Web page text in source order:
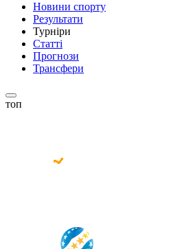
Новини спорту
Результати
Турніри
Статті
Прогнози
Трансфери
топ